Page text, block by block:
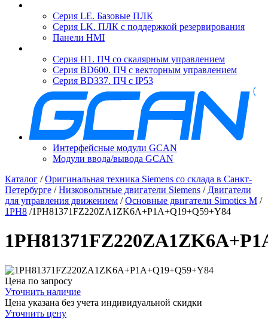
Серия LE. Базовые ПЛК
Серия LK. ПЛК с поддержкой резервирования
Панели HMI
Серия H1. ПЧ со скалярным управлением
Серия BD600. ПЧ с векторным управлением
Серия BD337. ПЧ с IP53
Интерфейсные модули GCAN
Модули ввода/вывода GCAN
Каталог / Оригинальная техника Siemens со склада в Санкт-
Петербурге / Низковольтные двигатели Siemens / Двигатели
для управления движением / Основные двигатели Simotics M /
1PH8 /1PH81371FZ220ZA1ZK6A+P1A+Q19+Q59+Y84
Цена по запросу
Уточнить наличие
Цена указана без учета индивидуальной скидки
Уточнить цену